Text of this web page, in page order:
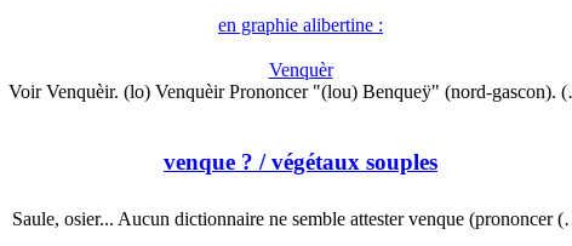
en graphie alibertine :
Venquèr
Voir Venquèir. (lo) Venquèir Prononcer "(lou) Benqueÿ" (nord-gascon).
venque ? / végétaux souples
Saule, osier... Aucun dictionnaire ne semble attester venque (prononcer